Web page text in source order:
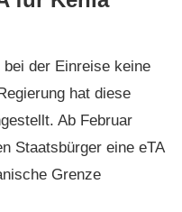
der Einreise keine
hat diese
Ab Februar
Staatsbürger eine eTA
Grenze